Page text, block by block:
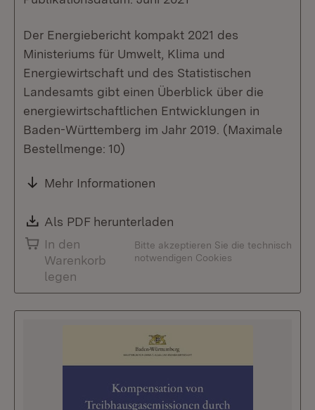
Der Energiebericht kompakt 2021 des
Ministeriums für Umwelt, Klima und
Energiewirtschaft und des Statistischen
Landesamts gibt einen Überblick über die
energiewirtschaftlichen Entwicklungen in
Baden-Württemberg im Jahr 2019. (Maximale
Bestellmenge: 10)
Mehr Informationen
Download:
Als PDF herunterladen
In den
Warenkorb
legen
Bitte akzeptieren Sie die technisch
notwendigen Cookies